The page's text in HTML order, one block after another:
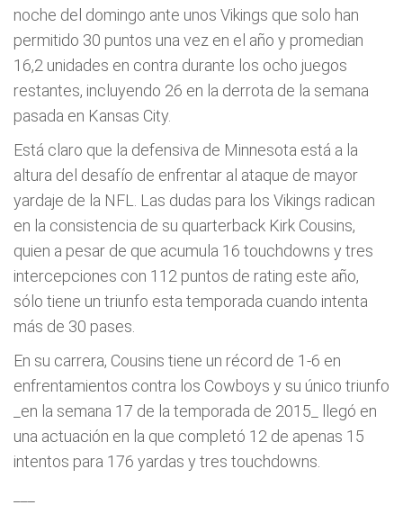
noche del domingo ante unos Vikings que solo han
permitido 30 puntos una vez en el año y promedian
16,2 unidades en contra durante los ocho juegos
restantes, incluyendo 26 en la derrota de la semana
pasada en Kansas City.
Está claro que la defensiva de Minnesota está a la
altura del desafío de enfrentar al ataque de mayor
yardaje de la NFL. Las dudas para los Vikings radican
en la consistencia de su quarterback Kirk Cousins,
quien a pesar de que acumula 16 touchdowns y tres
intercepciones con 112 puntos de rating este año,
sólo tiene un triunfo esta temporada cuando intenta
más de 30 pases.
En su carrera, Cousins tiene un récord de 1-6 en
enfrentamientos contra los Cowboys y su único triunfo
_en la semana 17 de la temporada de 2015_ llegó en
una actuación en la que completó 12 de apenas 15
intentos para 176 yardas y tres touchdowns.